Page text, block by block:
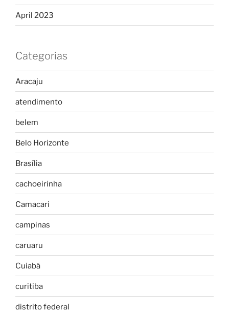
April 2023
Categorias
Aracaju
atendimento
belem
Belo Horizonte
Brasília
cachoeirinha
Camacari
campinas
caruaru
Cuiabá
curitiba
distrito federal